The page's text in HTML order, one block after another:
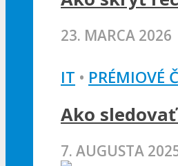
23. MARCA 2026
IT • PRÉMIOVÉ
Ako
7. AUGUSTA